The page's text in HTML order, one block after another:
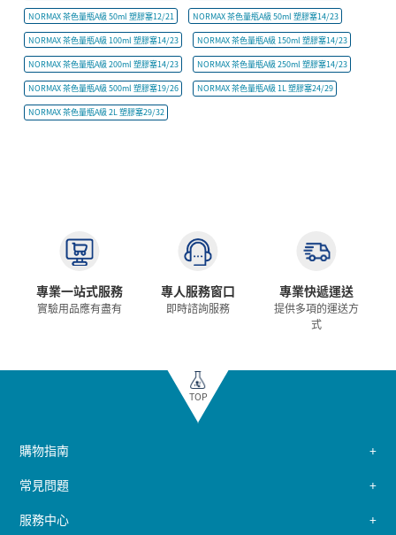
NORMAX 茶色量瓶A級 50ml 塑膠塞12/21 NORMAX 茶色量瓶A級 50ml 塑膠塞14/23
NORMAX 茶色量瓶A級 100ml 塑膠塞14/23 NORMAX 茶色量瓶A級 150ml 塑膠塞14/23
NORMAX 茶色量瓶A級 200ml 塑膠塞14/23 NORMAX 茶色量瓶A級 250ml 塑膠塞14/23
NORMAX 茶色量瓶A級 500ml 塑膠塞19/26 NORMAX 茶色量瓶A級 1L 塑膠塞24/29
NORMAX 茶色量瓶A級 2L 塑膠塞29/32
專業一站式服務
實驗用品應有盡有
專人服務窗口
即時諮詢服務
專業快遞運送
提供多項的運送方
式
TOP
購物指南
常見問題
服務中心